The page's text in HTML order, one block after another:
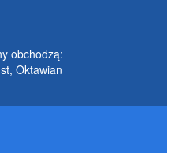
obchodzą:
Oktawian